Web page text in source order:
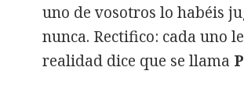
uno de vosotros lo habéis
nunca. Rectifico: cada uno
realidad dice que se llama